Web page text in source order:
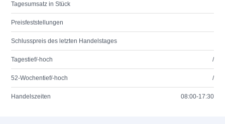
Tagesumsatz in Stück
Preisfeststellungen
Schlusspreis des letzten Handelstages
Tagestief/-hoch /
52-Wochentief/-hoch /
Handelszeiten 08:00-17:30